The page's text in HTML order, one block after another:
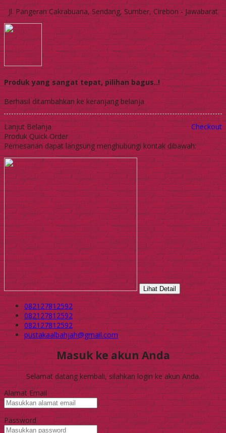
Jl. Pangeran Cakrabuana, Sendang, Sumber, Cirebon - Jawabarat
Produk yang sangat tepat, pilihan bagus..!
Berhasil ditambahkan ke keranjang belanja
Lanjut Belanja
Checkout
Produk Quick Order
Pemesanan dapat langsung menghubungi kontak dibawah:
Lihat Detail
082127812592
082127812592
082127812592
pustakaalbahjah@gmail.com
Masuk ke akun Anda
Selamat datang kembali, silahkan login ke akun Anda.
Alamat Email
Password